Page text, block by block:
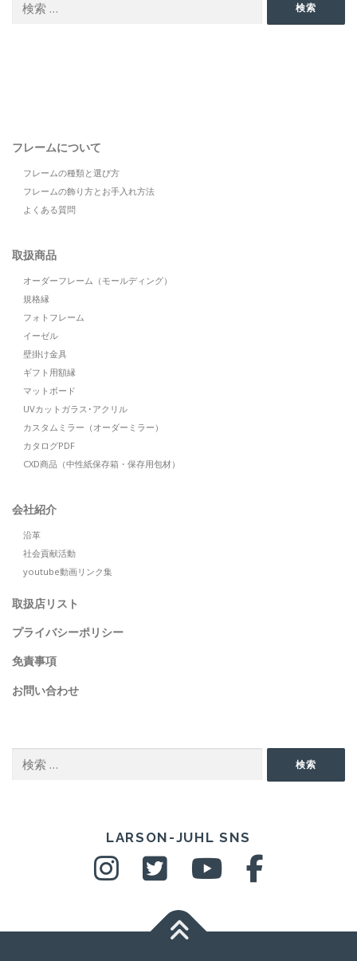
索:
検索
フレームについて
フレームの種類と選び方
フレームの飾り方とお手入れ方法
よくある質問
取扱商品
オーダーフレーム（モールディング）
規格縁
フォトフレーム
イーゼル
壁掛け金具
ギフト用額縁
マットボード
UVカットガラス･アクリル
カスタムミラー（オーダーミラー）
カタログPDF
CXD商品（中性紙保存箱・保存用包材）
会社紹介
沿革
社会貢献活動
youtube動画リンク集
取扱店リスト
プライバシーポリシー
免責事項
お問い合わせ
索:
検索
LARSON-JUHL SNS